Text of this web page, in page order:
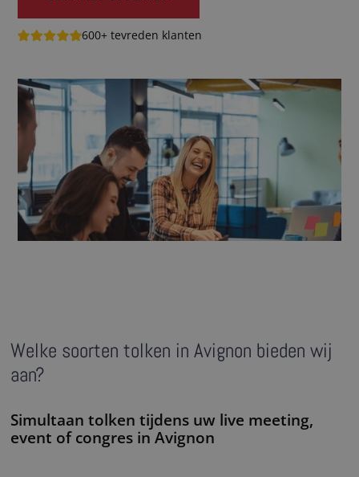
600+ tevreden klanten
Welke soorten tolken in Avignon bieden wij
aan?
Simultaan tolken tijdens uw live meeting,
event of congres in Avignon